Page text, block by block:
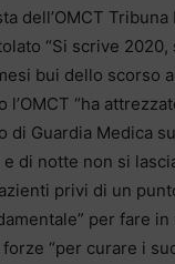
dell’OMCT Tribuna
“Si scrive 2020,
bui dello scorso
l’OMCT “ha
di Guardia Medica
di notte non si
privi di un
per fare
“per curare i